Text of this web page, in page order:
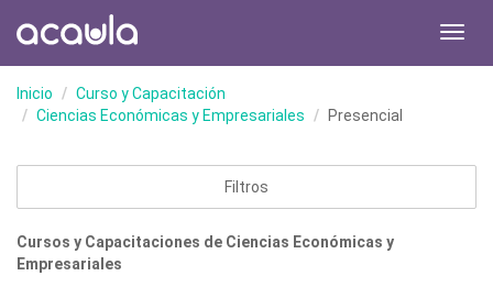
Inicio
Curso y Capacitación
Ciencias Económicas y Empresariales
Presencial
Filtros
Cursos y Capacitaciones de Ciencias Económicas y
Empresariales